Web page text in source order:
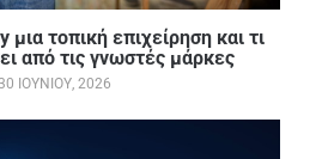
μια τοπική επιχείρηση και τι
από τις γνωστές μάρκες
ΙΟΥΝΊΟΥ, 2026